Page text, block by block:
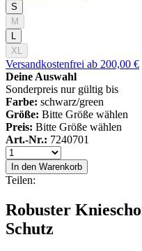
S
M
XL
Versandkostenfrei ab 200,00 €
Deine Auswahl
Sonderpreis nur gültig bis
Farbe: schwarz/green
Größe: Bitte Größe wählen
Preis: Bitte Größe wählen
Art.-Nr.: 7240701
In den Warenkorb
Teilen:
Robuster
Schutz